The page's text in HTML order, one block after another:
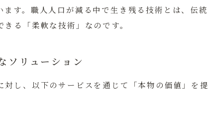
す。職人人口が減る中で生き残る技術とは、伝統
る「柔軟な技術」なのです。
ソリューション
し、以下のサービスを通じて「本物の価値」を提